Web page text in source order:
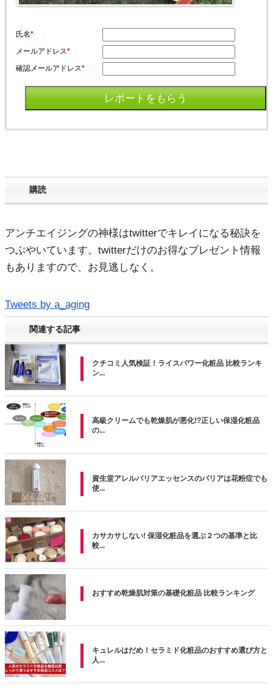
氏名*
メールアドレス*
確認メールアドレス*
購読
アンチエイジングの神様はtwitterでキレイになる秘訣を
つぶやいています。twitterだけのお得なプレゼント情報
もありますので、お見逃しなく。
Tweets by a_aging
関連する記事
クチコミ人気検証！ライスパワー化粧品 比較ランキ
ン...
高級クリームでも乾燥肌が悪化!?正しい保湿化粧品
の...
資生堂アレルバリアエッセンスのバリアは花粉症でも
使...
カサカサしない! 保湿化粧品を選ぶ２つの基準と比
較...
おすすめ乾燥肌対策の基礎化粧品 比較ランキング
キュレルはだめ！セラミド化粧品のおすすめ選び方と
人...